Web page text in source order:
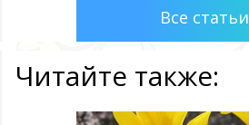
Все статьи
Читайте также: